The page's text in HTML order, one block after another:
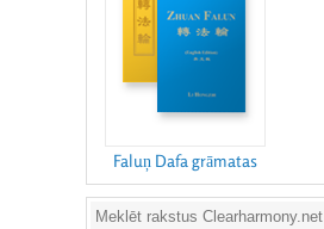
Faluņ Dafa grāmatas